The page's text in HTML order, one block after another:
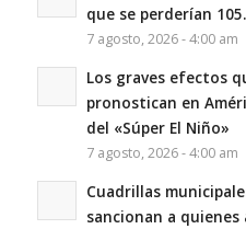
que se perderían
7 agosto, 2026 - 4:00 am
Los graves efectos
pronostican en
del «Súper El Niño»
7 agosto, 2026 - 4:00 am
Cuadrillas
sancionan a